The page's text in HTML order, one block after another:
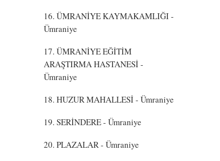
16. ÜMRANİYE KAYMAKAMLIĞI-
Ümraniye
17. ÜMRANİYE EĞİTİM
ARAŞTIRMA HASTANESİ-
Ümraniye
18. HUZUR MAHALLESİ- Ümraniye
19. SERİNDERE- Ümraniye
20. PLAZALAR- Ümraniye